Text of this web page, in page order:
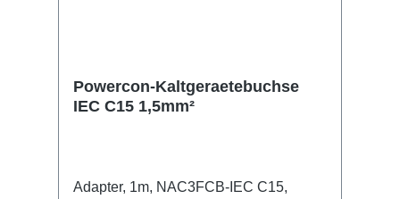
Powercon-Kaltgeraetebuchse
IEC C15 1,5mm²
Adapter, 1m, NAC3FCB-IEC C15,